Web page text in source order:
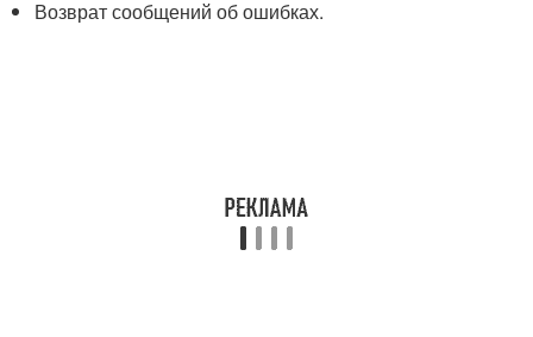
Возврат сообщений об ошибках.